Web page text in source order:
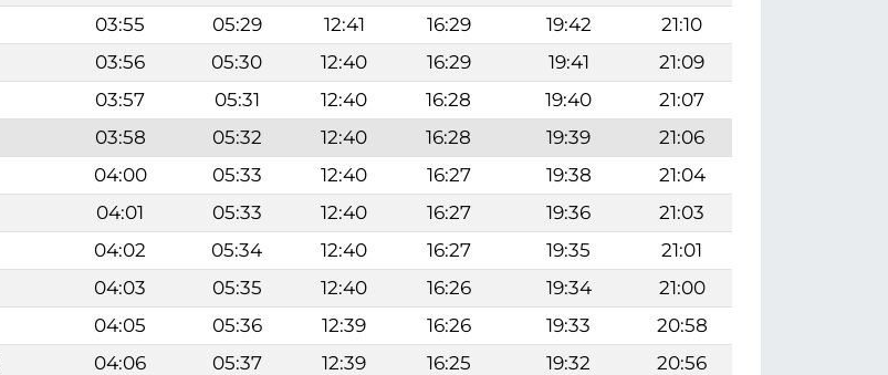
03:55 05:29 12:41 16:29 19:42
21:10
03:56 05:30 12:40 16:29 19:41
21:09
03:57 05:31 12:40 16:28 19:40
21:07
03:58 05:32 12:40 16:28 19:39
21:06
04:00 05:33 12:40 16:27 19:38
21:04
04:01 05:33 12:40 16:27 19:36
21:03
04:02 05:34 12:40 16:27 19:35
21:01
04:03 05:35 12:40 16:26 19:34
21:00
04:05 05:36 12:39 16:26 19:33
20:58
04:06 05:37 12:39 16:25 19:32
20:56